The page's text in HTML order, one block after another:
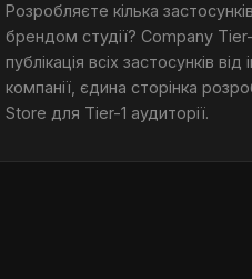
Розробляєте кілька
брендом студії? Company
публікація всіх застосунків від
компанії, єдина сторінка
Store для Tier-1 аудиторії.